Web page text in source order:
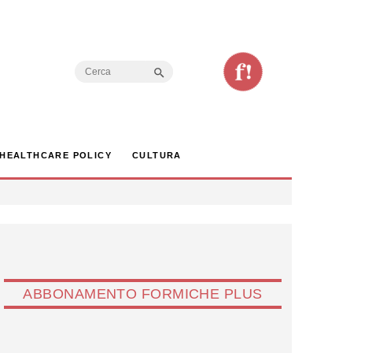
Search
HEALTHCARE POLICY CULTURA
ABBONAMENTO FORMICHE PLUS